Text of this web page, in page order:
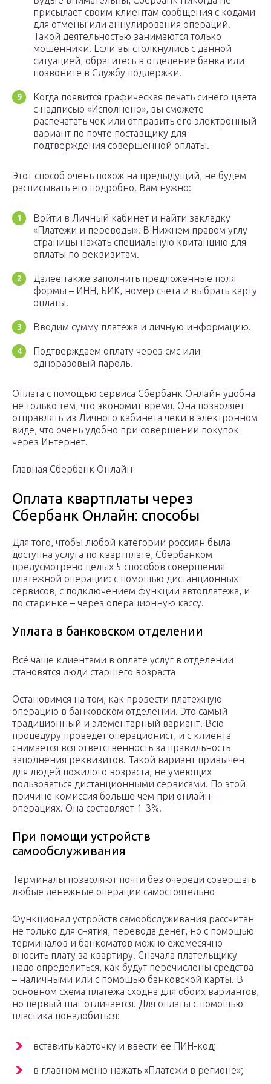
присылает своим клиентам сообщения с кодами
для отмены или аннулирования операций.
Такой деятельностью занимаются только
мошенники. Если вы столкнулись с данной
ситуацией, обратитесь в отделение банка или
позвоните в Службу поддержки.
Когда появится графическая печать синего цвета
с надписью «Исполнено», вы сможете
распечатать чек или отправить его электронный
вариант по почте поставщику для
подтверждения совершенной оплаты.
Этот способ очень похож на предыдущий, не будем
расписывать его подробно. Вам нужно:
Войти в Личный кабинет и найти закладку
«Платежи и переводы». В Нижнем правом углу
страницы нажать специальную квитанцию для
оплаты по реквизитам.
Далее также заполнить предложенные поля
формы – ИНН, БИК, номер счета и выбрать карту
оплаты.
Вводим сумму платежа и личную информацию.
Подтверждаем оплату через смс или
одноразовый пароль.
Оплата с помощью сервиса Сбербанк Онлайн удобна
не только тем, что экономит время. Она позволяет
отправлять из Личного кабинета чеки в электронном
виде, что очень удобно при совершении покупок
через Интернет.
Главная Сбербанк Онлайн
Оплата квартплаты через
Сбербанк Онлайн: способы
Для того, чтобы любой категории россиян была
доступна услуга по квартплате, Сбербанком
предусмотрено целых 5 способов совершения
платежной операции: с помощью дистанционных
сервисов, с подключением функции автоплатежа, и
по старинке – через операционную кассу.
Уплата в банковском отделении
Всё чаще клиентами в оплате услуг в отделении
становятся люди старшего возраста
Остановимся на том, как провести платежную
операцию в банковском отделении. Это самый
традиционный и элементарный вариант. Всю
процедуру проведет операционист, и с клиента
снимается вся ответственность за правильность
заполнения реквизитов. Такой вариант привычен
для людей пожилого возраста, не умеющих
пользоваться дистанционными сервисами. По этой
причине комиссия больше чем при онлайн –
операциях. Она составляет 1-3%.
При помощи устройств
самообслуживания
Терминалы позволяют почти без очереди совершать
любые денежные операции самостоятельно
Функционал устройств самообслуживания рассчитан
не только для снятия, перевода денег, но с помощью
терминалов и банкоматов можно ежемесячно
вносить плату за квартиру. Сначала плательщику
надо определиться, как будут перечислены средства
– наличными или с помощью банковской карты. В
основном схема платежа сходна для обоих вариантов,
но первый шаг отличается. Для оплаты с помощью
пластика понадобиться:
вставить карточку и ввести ее ПИН-код;
в главном меню нажать «Платежи в регионе»;